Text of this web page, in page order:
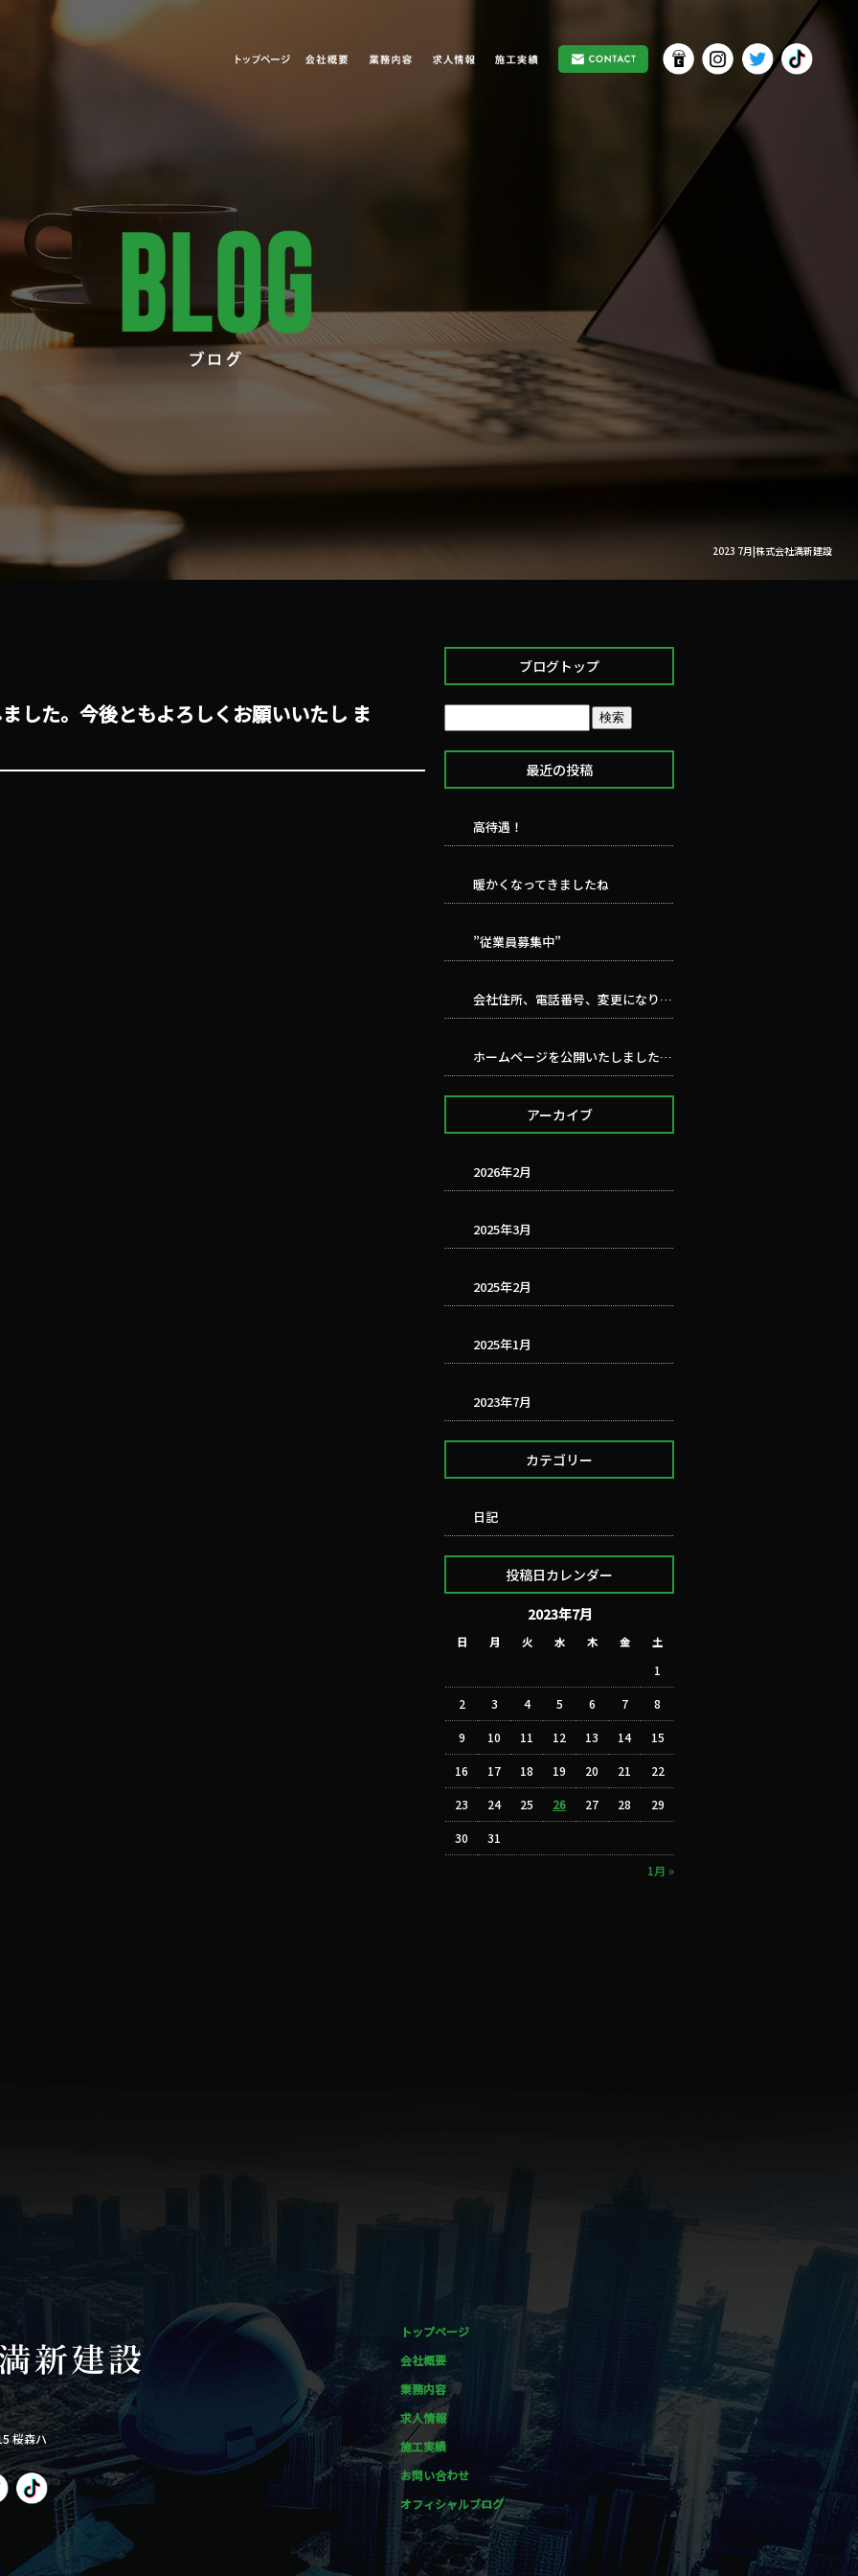
2023 7月|株式会社満新建設
した。今後ともよろしくお願いいたし ま
ブログトップ
最近の投稿
高待遇！
暖かくなってきましたね
”従業員募集中”
会社住所、電話番号、変更になりました。会社概要ご確認ください。
ホームページを公開いたしました。今後ともよろしくお願いいたし ます。
アーカイブ
2026年2月
2025年3月
2025年2月
2025年1月
2023年7月
カテゴリー
日記
投稿日カレンダー
2023年7月
日 月 火 水 木 金 土
1月 »
1
2 3 4 5 6 7 8
9 10 11 12 13 14 15
16 17 18 19 20 21 22
23 24 25 26 27 28 29
30 31
トップページ
会社概要
業務内容
求人情報
施工実績
お問い合わせ
オフィシャルブログ
桜森ハ